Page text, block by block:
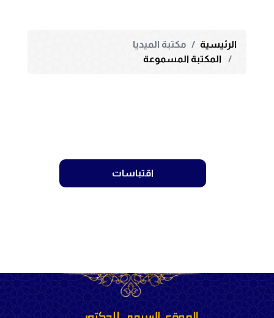
الرئيسية
مكتبة الميديا
المكتبة المسموعة
اقتباسات